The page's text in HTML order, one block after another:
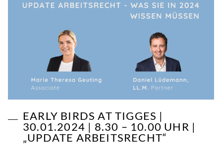
EARLY BIRDS AT TIGGES |
30.01.2024 | 8.30 – 10.00 UHR |
„UPDATE ARBEITSRECHT“